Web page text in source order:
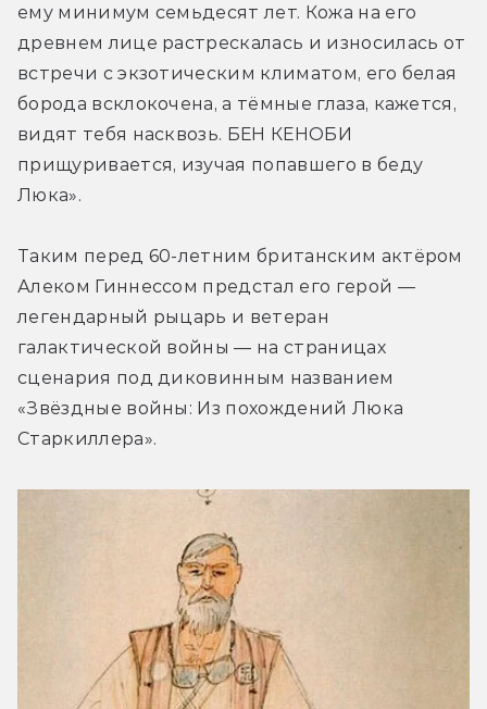
ему минимум семьдесят лет. Кожа на его
древнем лице растрескалась и износилась от
встречи с экзотическим климатом, его белая
борода всклокочена, а тёмные глаза, кажется,
видят тебя насквозь. БЕН КЕНОБИ
прищуривается, изучая попавшего в беду
Люка».
Таким перед 60-летним британским актёром
Алеком Гиннессом предстал его герой —
легендарный рыцарь и ветеран
галактической войны — на страницах
сценария под диковинным названием
«Звёздные войны: Из похождений Люка
Старкиллера».